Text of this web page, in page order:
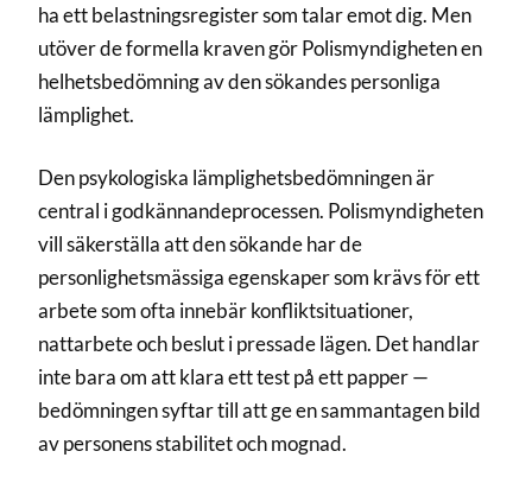
ha ett belastningsregister som talar emot dig. Men
utöver de formella kraven gör Polismyndigheten en
helhetsbedömning av den sökandes personliga
lämplighet.
Den psykologiska lämplighetsbedömningen är
central i godkännandeprocessen. Polismyndigheten
vill säkerställa att den sökande har de
personlighetsmässiga egenskaper som krävs för ett
arbete som ofta innebär konfliktsituationer,
nattarbete och beslut i pressade lägen. Det handlar
inte bara om att klara ett test på ett papper —
bedömningen syftar till att ge en sammantagen bild
av personens stabilitet och mognad.